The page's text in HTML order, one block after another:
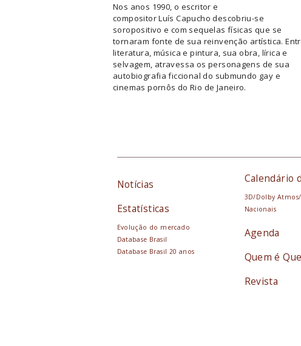
Nos anos 1990, o escritor e
compositor Luís Capucho descobriu-se
soropositivo e com sequelas físicas que se
tornaram fonte de sua reinvenção artística.
literatura, música e pintura, sua obra, lírica e
selvagem, atravessa os personagens de sua
autobiografia ficcional do submundo gay e
cinemas pornôs do Rio de Janeiro.
Notícias
Estatísticas
Evolução do mercado
Database Brasil
Database Brasil 20 anos
Calendário
3D/Dolby
Nacionais
Agenda
Quem é
Revista